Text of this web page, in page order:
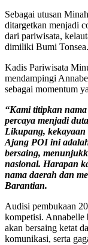
Sebagai utusan
ditargetkan menjadi
dari pariwisata,
dimiliki Bumi Tonsea.
Kadis Pariwisata
mendampingi
sebagai momentum
“Kami titipkan
percaya menjadi
Likupang, kekayaan
Ajang POI ini
bersaing,
nasional. Harapan
nama daerah dan
Barantian.
Audisi pembukaan
kompetisi. Annabelle
akan bersaing ketat
komunikasi, serta